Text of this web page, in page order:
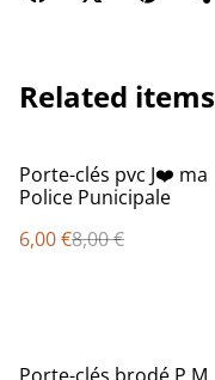
Related items
%
Porte-clés pvc J❤️ ma
Police Punicipale
6,00 €8,00 €
%